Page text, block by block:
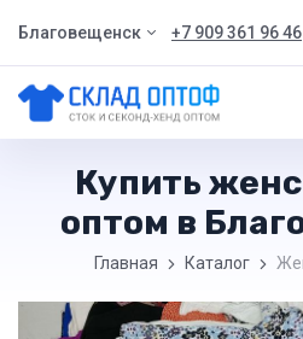
Благовещенск +7 909 361 96 46
Купить
оптом в
Главная Каталог